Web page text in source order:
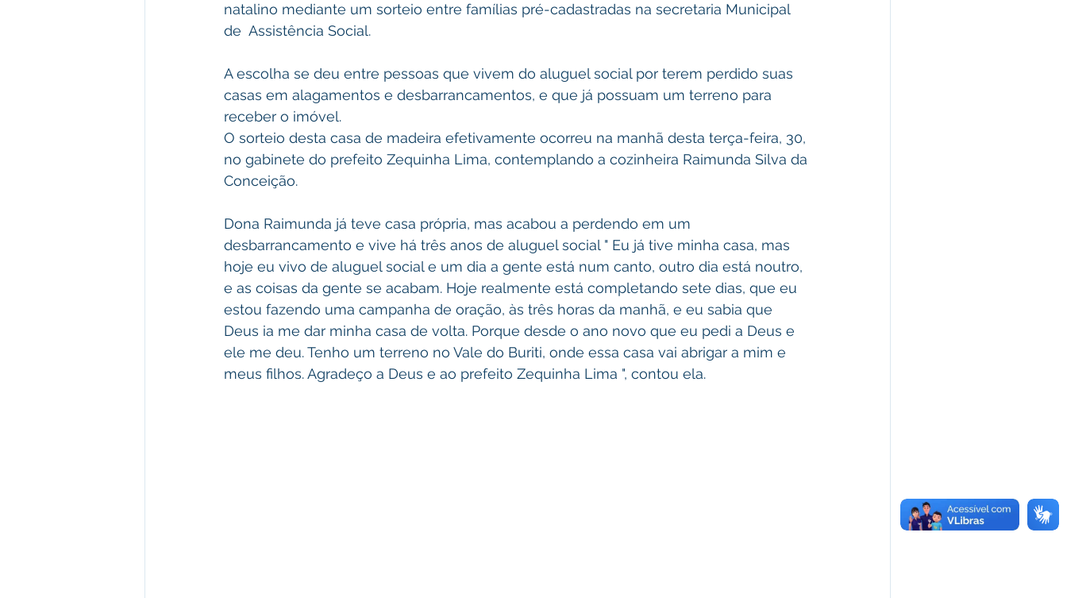
natalino mediante um sorteio entre famílias pré-cadastradas na secretaria Municipal
de  Assistência Social.
A escolha se deu entre pessoas que vivem do aluguel social por terem perdido suas
casas em alagamentos e desbarrancamentos, e que já possuam um terreno para
receber o imóvel.
O sorteio desta casa de madeira efetivamente ocorreu na manhã desta terça-feira, 30,
no gabinete do prefeito Zequinha Lima, contemplando a cozinheira Raimunda Silva da
Conceição.
Dona Raimunda já teve casa própria, mas acabou a perdendo em um
desbarrancamento e vive há três anos de aluguel social " Eu já tive minha casa, mas
hoje eu vivo de aluguel social e um dia a gente está num canto, outro dia está noutro,
e as coisas da gente se acabam. Hoje realmente está completando sete dias, que eu
estou fazendo uma campanha de oração, às três horas da manhã, e eu sabia que
Deus ia me dar minha casa de volta. Porque desde o ano novo que eu pedi a Deus e
ele me deu. Tenho um terreno no Vale do Buriti, onde essa casa vai abrigar a mim e
meus filhos. Agradeço a Deus e ao prefeito Zequinha Lima ", contou ela.